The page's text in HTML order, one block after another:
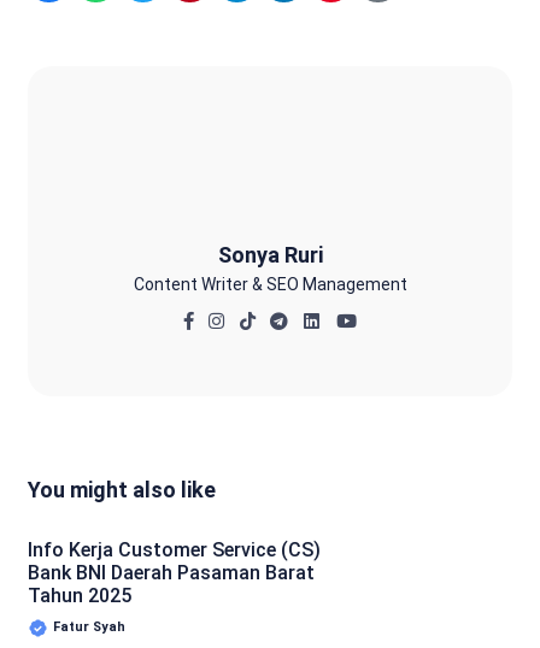
Sonya Ruri
Content Writer & SEO Management
You might also like
Info Kerja Customer Service (CS)
Bank BNI Daerah Pasaman Barat
Tahun 2025
Fatur Syah